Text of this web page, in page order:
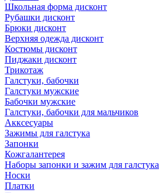
Школьная форма дисконт
Рубашки дисконт
Брюки дисконт
Верхняя одежда дисконт
Костюмы дисконт
Пиджаки дисконт
Трикотаж
Галстуки, бабочки
Галстуки мужские
Бабочки мужские
Галстуки, бабочки для мальчиков
Акксесуары
Зажимы для галстука
Запонки
Кожгалантерея
Наборы запонки и зажим для галстука
Носки
Платки